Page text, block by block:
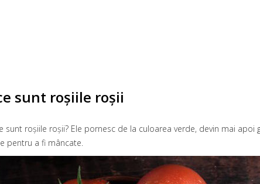
sunt roșiile roșii
sunt roșiile roșii? Ele pornesc de la culoarea verde, devin mai apoi
pentru a fi mâncate.